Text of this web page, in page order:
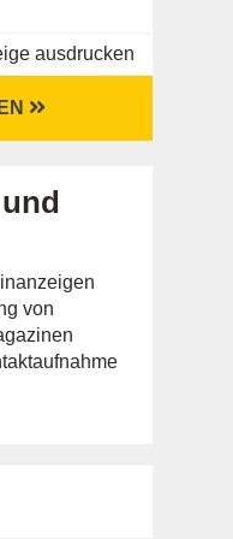
ausdrucken
von